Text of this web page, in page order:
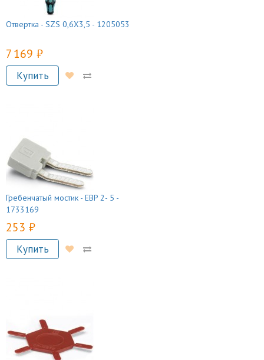
Отвертка - SZS 0,6X3,5 - 1205053
7 169 руб.
Купить
Гребенчатый мостик - EBP 2- 5 -
1733169
253 руб.
Купить